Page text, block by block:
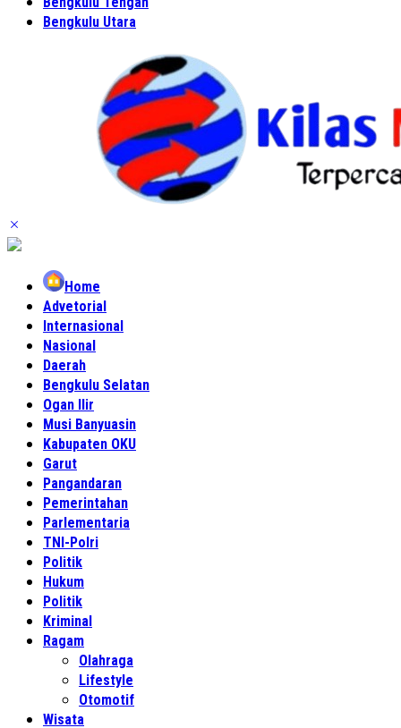
Bengkulu Utara
Home
Advetorial
Internasional
Nasional
Daerah
Bengkulu Selatan
Ogan Ilir
Musi Banyuasin
Kabupaten OKU
Garut
Pangandaran
Pemerintahan
Parlementaria
TNI-Polri
Politik
Hukum
Politik
Kriminal
Ragam
Olahraga
Lifestyle
Otomotif
Wisata